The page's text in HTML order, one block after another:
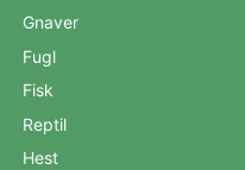
Gnaver
Fugl
Fisk
Reptil
Hest